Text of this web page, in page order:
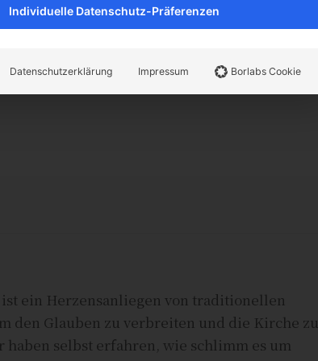
sind
ist ein Herzensanliegen von traditionellen
den Glauben zu verbreiten und die Kirche zu
selbst erfahren, wie schlimm es um
Individuelle Datenschutz-Präferenzen
Datenschutzerklärung Impressum Borlabs Cookie